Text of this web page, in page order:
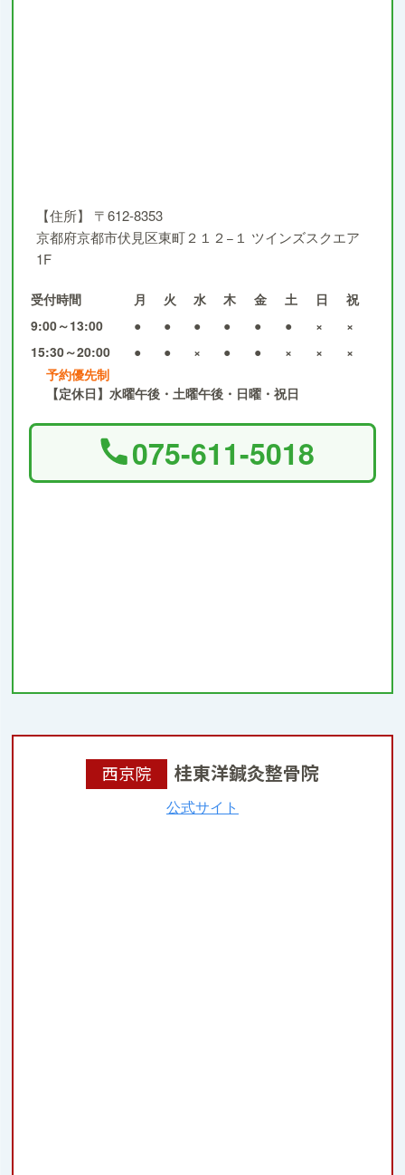
【住所】
〒612-8353
京都府京都市伏見区東町２１２−１ ツインズスクエア
1F
受付時間 月 火 水 木 金 土 日
祝
9:00～13:00
● ● ● ● ● ● ×
×
15:30～20:00
● ● × ● ● × ×
×
予約優先制
【定休日】水曜午後・土曜午後・日曜・祝日
075-611-5018
西京院 桂東洋鍼灸整骨院
公式サイト